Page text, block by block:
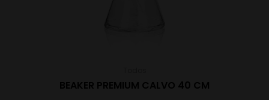
BEAKER PREMIUM CALVO 40 CM